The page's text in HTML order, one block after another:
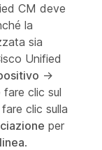
CM deve
la
sia
Unified
→
clic sul
clic sulla
per
.